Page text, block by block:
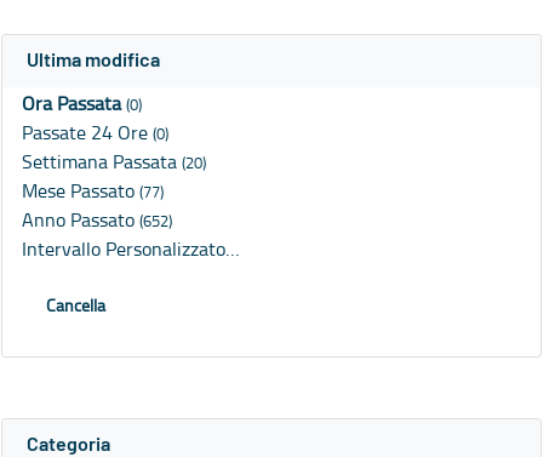
Ultima modifica
Ora Passata(0)
Passate 24 Ore (0)
Settimana Passata (20)
Mese Passato (77)
Anno Passato (652)
Intervallo Personalizzato…
Cancella
Categoria